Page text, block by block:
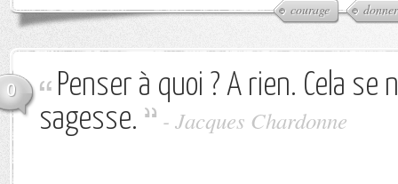
courage donner
0
Penser à quoi ? A rien. Cela se
sagesse.
- Jacques Chardonne